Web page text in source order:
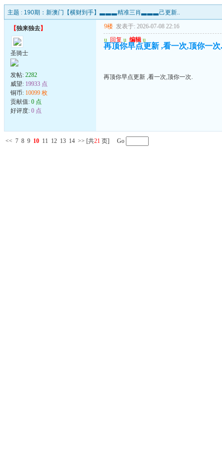
主题 : 190期：新澳门【横财到手】▃▃▃精准三肖▃▃▃己更新..
【独来独去】
圣骑士
发帖: 2282
威望: 19933 点
铜币: 10099 枚
贡献值: 0 点
好评度: 0 点
9楼 发表于: 2026-07-08 22:16
u 回复 u 编辑 u
再顶你早点更新 ,看一次,顶你一次.
再顶你早点更新 ,看一次,顶你一次.
<< 7 8 9 10 11 12 13 14 >> [共21 页] Go